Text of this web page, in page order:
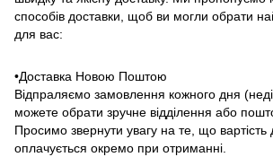
способів доставки, щоб ви могли обрати
для вас:
•Доставка Новою Поштою
Відпраляємо замовлення кожного дня
можете обрати зручне відділення або
Просимо звернути увагу на те, що вартість
оплачується окремо при отриманні.